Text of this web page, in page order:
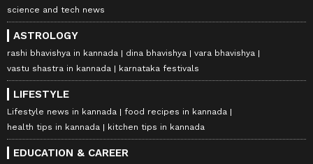
science and tech news
ASTROLOGY
rashi bhavishya in kannada dina bhavishya
vara bhavishya
vastu shastra in kannada
karnataka festivals
LIFESTYLE
Lifestyle news in kannada
food recipes in kannada
health tips in kannada
kitchen tips in kannada
EDUCATION & CAREER